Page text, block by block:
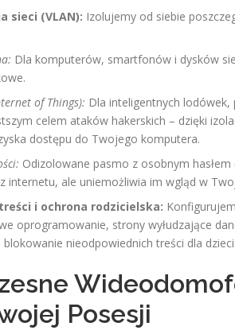
sieci (VLAN): Izolujemy od siebie
Dla komputerów, smartfonów i dysków
of Things): Dla inteligentnych
celem ataków hakerskich – dzięki
dostępu do Twojego komputera.
Odizolowane pasmo z osobnym
internetu, ale uniemożliwia im wgląd w
i ochrona rodzicielska:
oprogramowanie, strony wyłudzające
blokowanie nieodpowiednich treści dla
Posesji